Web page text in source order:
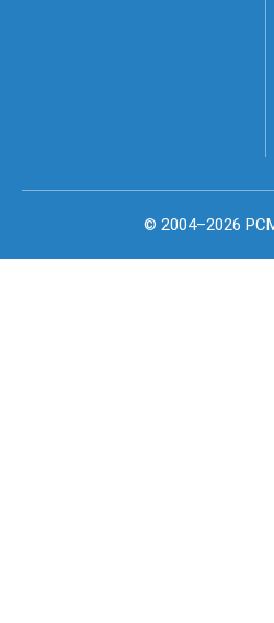
© 2004–2026